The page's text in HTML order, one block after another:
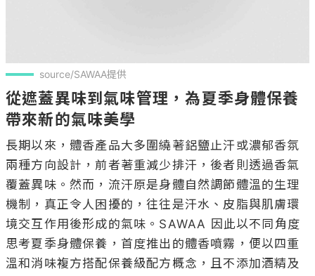
source/SAWAA提供
從遮蓋異味到氣味管理，為夏季身體保養
帶來新的氣味美學
長期以來，體香產品大多圍繞著鋁鹽止汗或濃郁香氛
兩種方向設計，前者著重減少排汗，後者則透過香氣
覆蓋異味。然而，流汗原是身體自然調節體溫的生理
機制，真正令人困擾的，往往是汗水、皮脂與肌膚環
境交互作用後形成的氣味。SAWAA 因此以不同角度
思考夏季身體保養，首度推出的體香噴霧，便以四重
溫和消味複方搭配保養級配方概念，且不添加酒精及